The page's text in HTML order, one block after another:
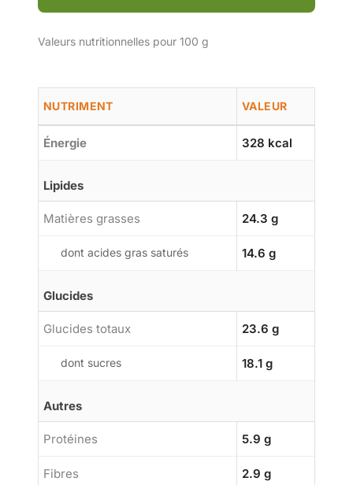
Valeurs nutritionnelles pour 100 g
NUTRIMENT VALEUR
Énergie 328 kcal
Lipides
Matières grasses 24.3 g
dont acides gras saturés 14.6 g
Glucides
Glucides totaux 23.6 g
dont sucres 18.1 g
Autres
Protéines 5.9 g
Fibres 2.9 g